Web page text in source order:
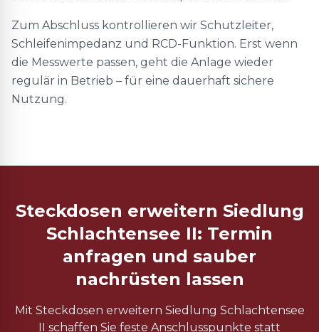
Zum Abschluss kontrollieren wir Schutzleiter,
Schleifenimpedanz und RCD-Funktion. Erst wenn
die Messwerte passen, geht die Anlage wieder
regulär in Betrieb – für eine dauerhaft sichere
Nutzung.
Steckdosen erweitern Siedlung
Schlachtensee II: Termin
anfragen und sauber
nachrüsten lassen
Mit Steckdosen erweitern Siedlung Schlachtensee
II schaffen Sie feste Anschlusspunkte statt